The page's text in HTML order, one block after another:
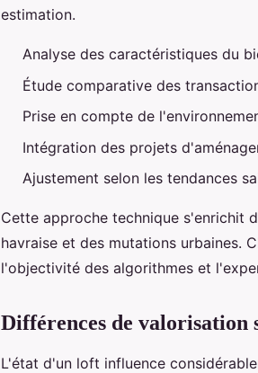
estimation.
Analyse des caractéristiques du
Étude comparative des
Prise en compte de
Intégration des projets
Ajustement selon les tendances
Cette approche technique s'enrichit
havraise et des mutations urbaines.
l'objectivité des algorithmes et
Différences de valorisation
L'état d'un loft influence